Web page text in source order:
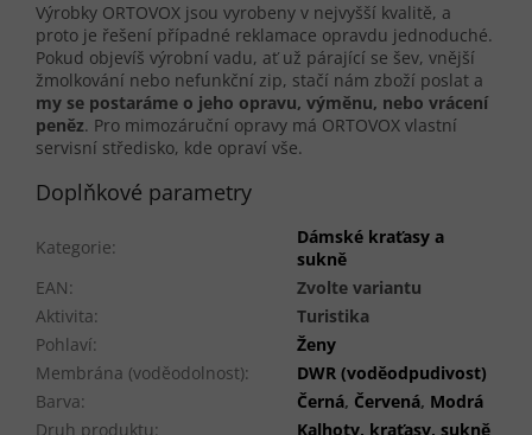
Výrobky ORTOVOX jsou vyrobeny v nejvyšší kvalitě, a
proto je řešení případné reklamace opravdu jednoduché.
Pokud objevíš výrobní vadu, ať už párající se šev, vnější
žmolkování nebo nefunkční zip, stačí nám zboží poslat a
my se postaráme o jeho opravu, výměnu, nebo vrácení
peněz. Pro mimozáruční opravy má ORTOVOX vlastní
servisní středisko, kde opraví vše.
Doplňkové parametry
Kategorie:
Dámské kraťasy a
sukně
EAN:
Zvolte variantu
Aktivita:
Turistika
Pohlaví:
Ženy
Membrána (voděodolnost):
DWR (voděodpudivost)
Barva: Černá, Červená, Modrá
Druh produktu:
Kalhoty, kraťasy, sukně